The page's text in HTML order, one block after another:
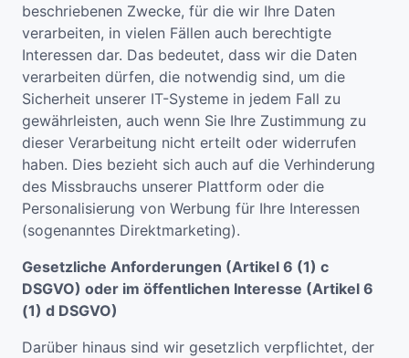
beschriebenen Zwecke, für die wir Ihre Daten
verarbeiten, in vielen Fällen auch berechtigte
Interessen dar. Das bedeutet, dass wir die Daten
verarbeiten dürfen, die notwendig sind, um die
Sicherheit unserer IT-Systeme in jedem Fall zu
gewährleisten, auch wenn Sie Ihre Zustimmung zu
dieser Verarbeitung nicht erteilt oder widerrufen
haben. Dies bezieht sich auch auf die Verhinderung
des Missbrauchs unserer Plattform oder die
Personalisierung von Werbung für Ihre Interessen
(sogenanntes Direktmarketing).
Gesetzliche Anforderungen (Artikel 6 (1) c
DSGVO) oder im öffentlichen Interesse (Artikel 6
(1) d DSGVO)
Darüber hinaus sind wir gesetzlich verpflichtet, der